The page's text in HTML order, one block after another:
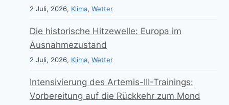
2 Juli, 2026, Klima, Wetter
Die historische Hitzewelle: Europa im
Ausnahmezustand
2 Juli, 2026, Klima, Wetter
Intensivierung des Artemis-III-Trainings:
Vorbereitung auf die Rückkehr zum Mond